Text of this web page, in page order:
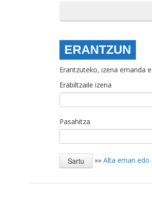
ERANTZUN
Erantzuteko, izena emanda
Erabiltzaile izena
Pasahitza
»» Alta eman edo